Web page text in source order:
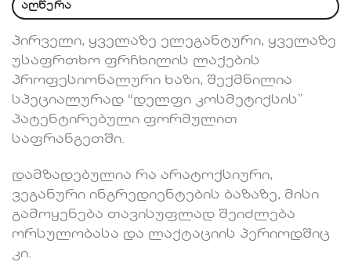
აღწერა
პირველი, ყველაზე ელეგანტური, ყველაზე
უსაფრთხო ფრჩხილის ლაქების
პროფესიონალური ხაზი, შექმნილია
სპეციალურად “დელფი კოსმეტიქსის”
პატენტირებული ფორმულით
საფრანგეთში.
დამზადებულია რა არატოქსიური,
ვეგანური ინგრედიენტების ბაზაზე, მისი
გამოყენება თავისუფლად შეიძლება
ორსულობასა და ლაქტაციის პერიოდშიც
კი.